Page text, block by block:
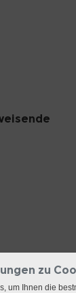
zu
um Ihnen die